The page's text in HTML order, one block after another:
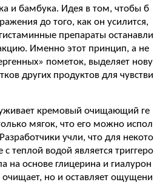
и бамбука. Идея в том, чтобы б
до того, как он усилится,
препараты останавли
Именно этот принцип, а не
пометок, выделяет нову
других продуктов для чувстви
кремовый очищающий ге
мягок, что его можно испол
учли, что для некото
теплой водой является триггеро
на основе глицерина и гиалурон
но и оставляет ощущени